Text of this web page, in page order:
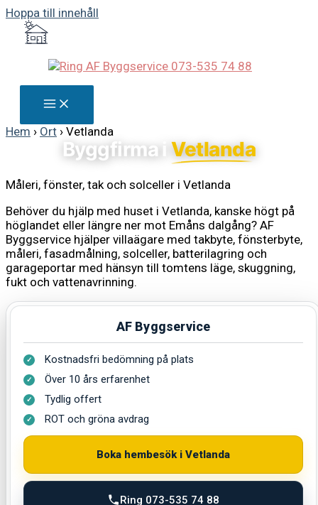
Hoppa till innehåll
Hem › Ort › Vetlanda
Byggfirma iVetlanda
Måleri, fönster, tak och solceller i Vetlanda
Behöver du hjälp med huset i Vetlanda, kanske högt på
höglandet eller längre ner mot Emåns dalgång? AF
Byggservice hjälper villaägare med takbyte, fönsterbyte,
måleri, fasadmålning, solceller, batterilagring och
garageportar med hänsyn till tomtens läge, skuggning,
fukt och vattenavrinning.
AF Byggservice
Kostnadsfri bedömning på plats
Över 10 års erfarenhet
Tydlig offert
ROT och gröna avdrag
Boka hembesök i Vetlanda
Ring 073-535 74 88